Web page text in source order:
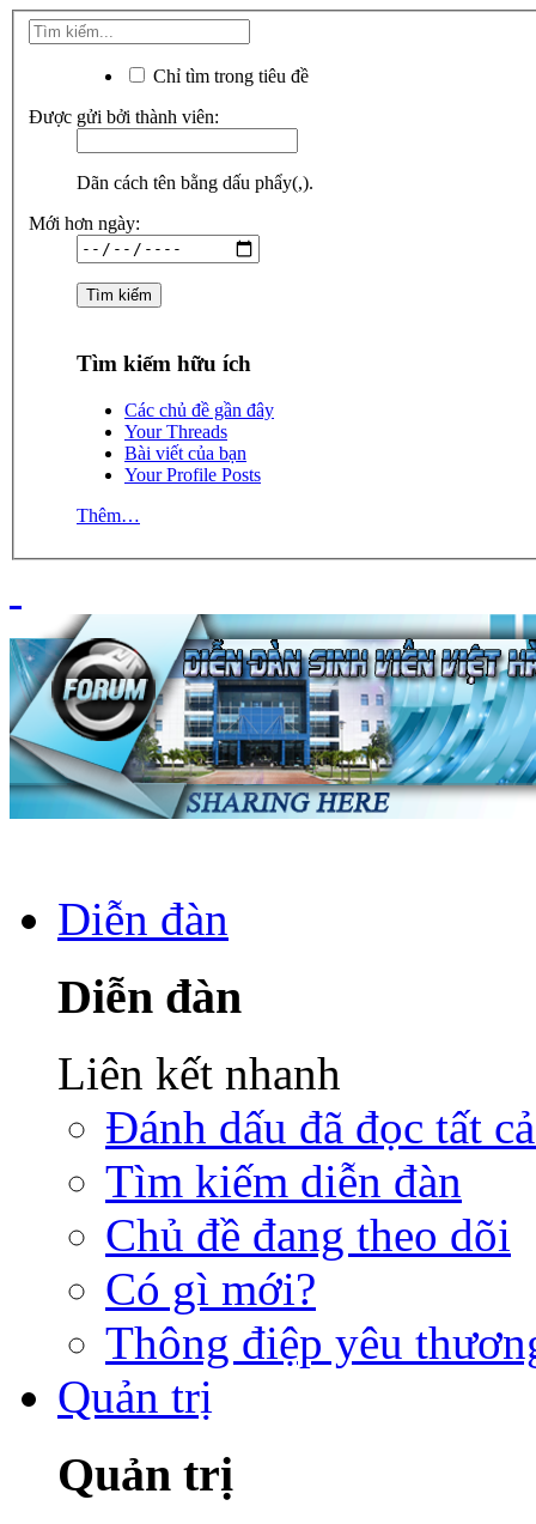
Chỉ tìm trong tiêu đề
Được gửi bởi thành viên:
Dãn cách tên bằng dấu phẩy(,).
Mới hơn ngày:
Tìm kiếm hữu ích
Các chủ đề gần đây
Your Threads
Bài viết của bạn
Your Profile Posts
Thêm…
Diễn đàn
Diễn đàn
Liên kết nhanh
Đánh dấu đã đọc tất
Tìm kiếm diễn đàn
Chủ đề đang theo dõi
Có gì mới?
Thông điệp yêu
Quản trị
Quản trị